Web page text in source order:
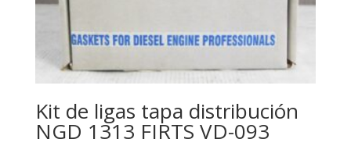
Kit de ligas tapa distribución
NGD 1313 FIRTS VD-093